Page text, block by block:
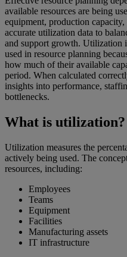
available resources are being
equipment, production
accurate utilization data to
and support growth. Utilization
used in resource planning
how much of their available
period. When calculated
insights into performance,
bottlenecks.
What is utilization?
Utilization measures the
actively being used. The
resources, including:
Employees
Teams
Equipment
Facilities
Manufacturing assets
IT infrastructure